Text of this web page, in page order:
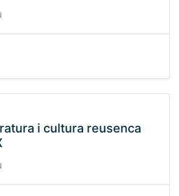
i cultura reusenca